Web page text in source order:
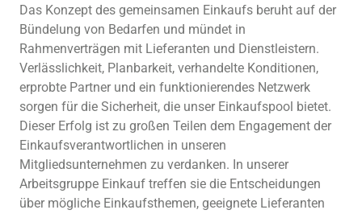
Das Konzept des gemeinsamen Einkaufs beruht auf der
Bündelung von Bedarfen und mündet in
Rahmenverträgen mit Lieferanten und Dienstleistern.
Verlässlichkeit, Planbarkeit, verhandelte Konditionen,
erprobte Partner und ein funktionierendes Netzwerk
sorgen für die Sicherheit, die unser Einkaufspool bietet.
Dieser Erfolg ist zu großen Teilen dem Engagement der
Einkaufsverantwortlichen in unseren
Mitgliedsunternehmen zu verdanken. In unserer
Arbeitsgruppe Einkauf treffen sie die Entscheidungen
über mögliche Einkaufsthemen, geeignete Lieferanten